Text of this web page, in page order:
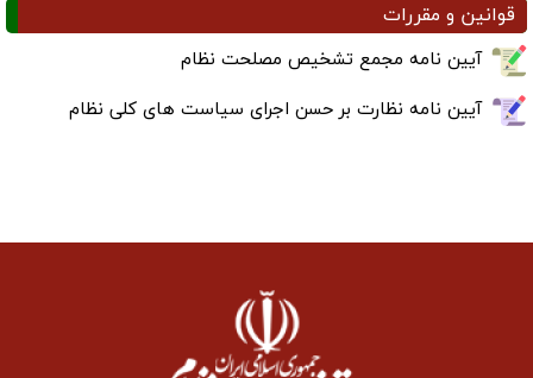
قوانین و مقررات
آیین نامه مجمع تشخیص مصلحت نظام
آیین نامه نظارت بر حسن اجرای سیاست های کلی نظام